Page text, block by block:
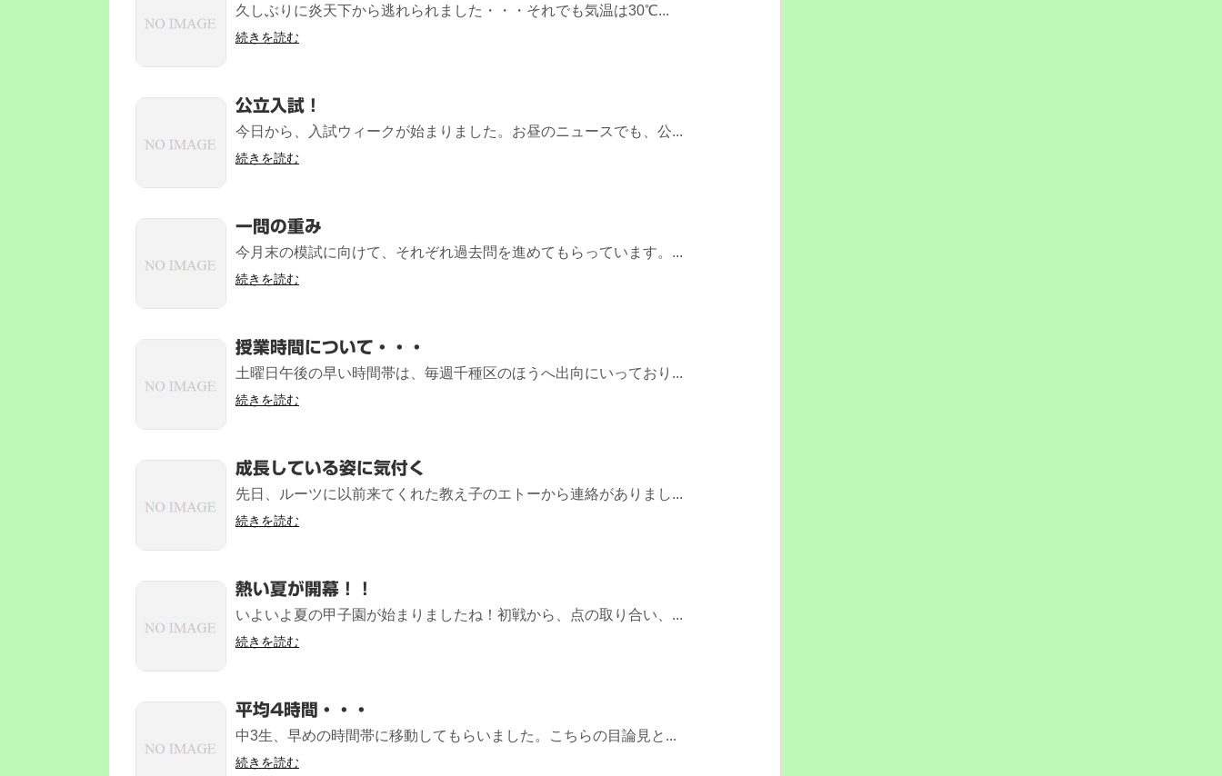
久しぶりに炎天下から逃れられました・・・それでも気温は30℃...
続きを読む
公立入試！
今日から、入試ウィークが始まりました。お昼のニュースでも、公...
続きを読む
一問の重み
今月末の模試に向けて、それぞれ過去問を進めてもらっています。...
続きを読む
授業時間について・・・
土曜日午後の早い時間帯は、毎週千種区のほうへ出向にいっており...
続きを読む
成長している姿に気付く
先日、ルーツに以前来てくれた教え子のエトーから連絡がありまし...
続きを読む
熱い夏が開幕！！
いよいよ夏の甲子園が始まりましたね！初戦から、点の取り合い、...
続きを読む
平均4時間・・・
中3生、早めの時間帯に移動してもらいました。こちらの目論見と...
続きを読む